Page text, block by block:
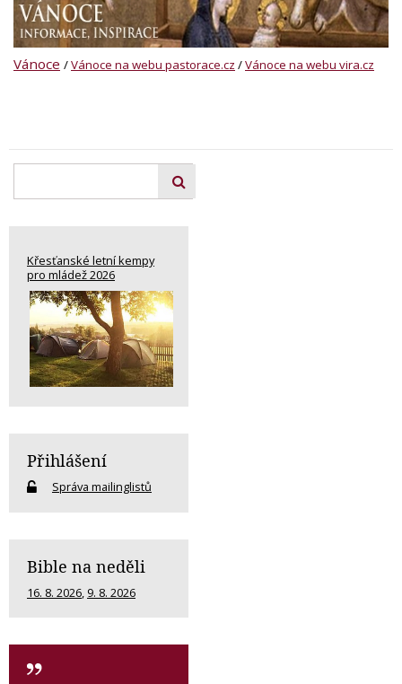
Vánoce /Vánoce na webu pastorace.cz /Vánoce na webu vira.cz
Křesťanské letní kempy
pro mládež 2026
Přihlášení
Správa mailinglistů
Bible na neděli
16. 8. 2026, 9. 8. 2026